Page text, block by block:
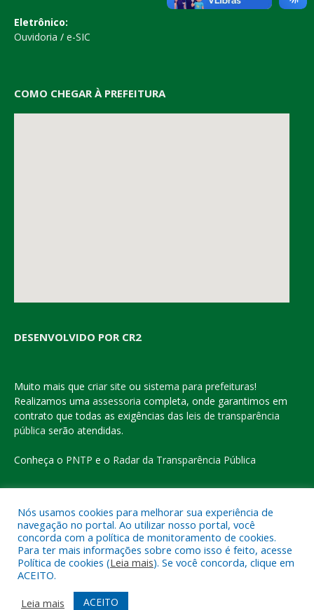
Eletrônico:
Ouvidoria / e-SIC
COMO CHEGAR À PREFEITURA
DESENVOLVIDO POR CR2
Muito mais que criar site ou sistema para prefeituras!
Realizamos uma assessoria completa, onde garantimos em
contrato que todas as exigências das leis de transparência
pública serão atendidas.
Conheça o PNTP e o Radar da Transparência Pública
Todos os direitos reservados a Prefeitura Municipal de Eldorado
do Carajás
Mapa do Site
Acessar o Webmail
Nós usamos cookies para melhorar sua experiência de
navegação no portal. Ao utilizar nosso portal, você
concorda com a política de monitoramento de cookies.
Para ter mais informações sobre como isso é feito, acesse
Política de cookies (Leia mais). Se você concorda, clique em
ACEITO.
Leia mais
ACEITO